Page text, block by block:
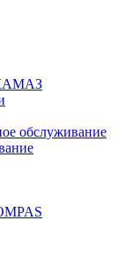
КАМАЗ
обслуживание